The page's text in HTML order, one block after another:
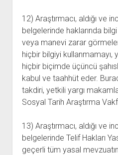
12) Araştırmacı, aldığı ve
belgelerinde haklarında
veya manevi zarar
hiçbir bilgiyi kullanmamayı,
hiçbir biçimde üçüncü
kabul ve taahhüt eder.
takdiri, yetkili yargı
Sosyal Tarih Araştırma
13) Araştırmacı, aldığı ve
belgelerinde Telif Hakları
geçerli tüm yasal